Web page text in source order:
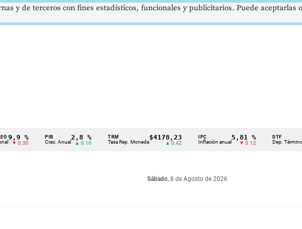
% PIB
Crec. Anual
2,8 %
▲ 0.10
TRM
Tasa Rep. Moneda
$4178,23
▲ 0.42
IPC
Inflación anual
5,81 %
▼ 0.12
DTF
Dep. Término Fijo
Sábado, 8 de Agosto de 2026
y de terceros con fines estadísticos, funcionales y publicitarios. Puede aceptarlas